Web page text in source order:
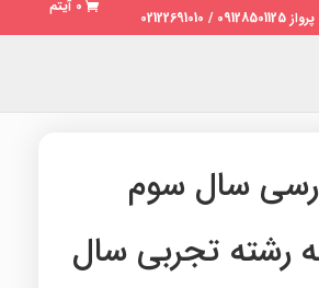
0 آیتم
سال سوم
رشته تجربی سال